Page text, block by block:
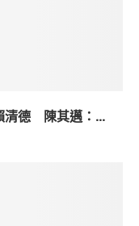
清德 陳其邁：...